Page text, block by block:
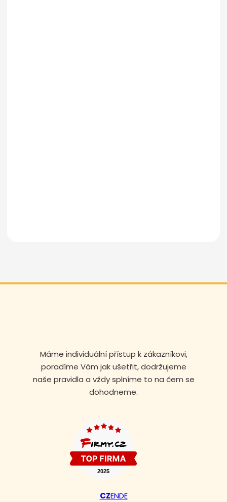
Máme individuální přístup k zákazníkovi,
poradíme Vám jak ušetřit, dodržujeme
naše pravidla a vždy splníme to na čem se
dohodneme.
CZENDE